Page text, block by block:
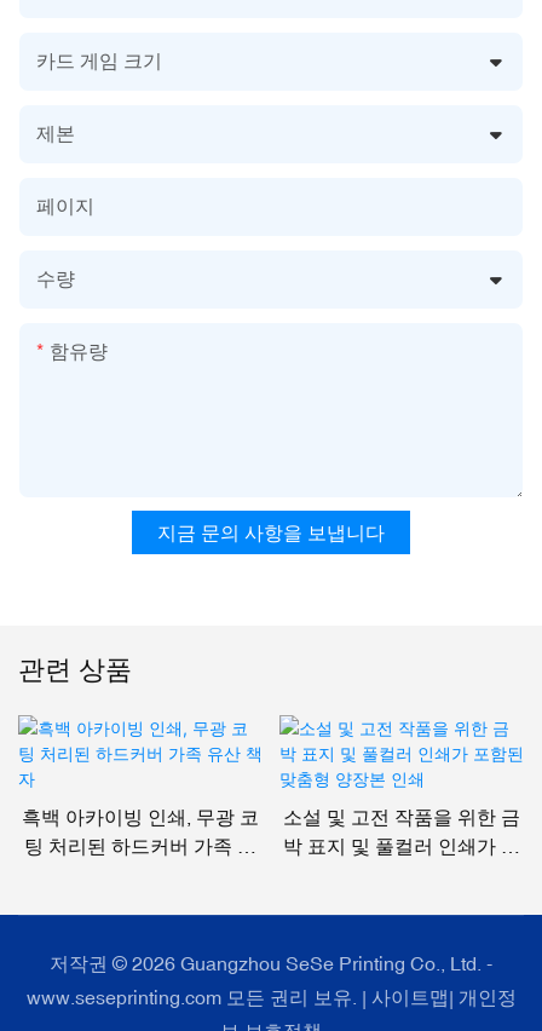
카드 게임 크기
제본
페이지
수량
함유량
지금 문의 사항을 보냅니다
관련 상품
흑백 아카이빙 인쇄, 무광 코
팅 처리된 하드커버 가족 유
소설 및 고전 작품을 위한 금
박 표지 및 풀컬러 인쇄가 포
저작권 © 2026 Guangzhou SeSe Printing Co., Ltd. -
www.seseprinting.com 모든 권리 보유. | 사이트맵| 개인정